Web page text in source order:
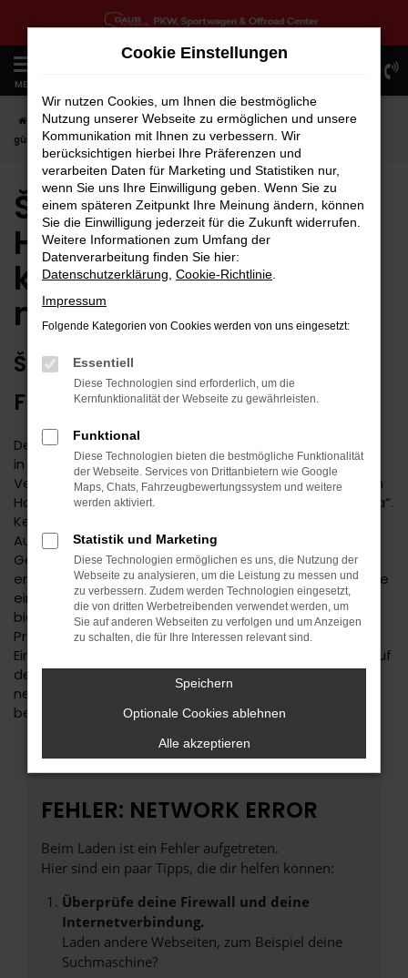
Zum
Hauptinhalt
springen
MENÜ
Startseite Herrenberg Škoda
Škoda Octavia in Herrenberg
günstig kaufen | Lieferservice nach Herrenberg
Škoda Octavia in
Herrenberg günstig
kaufen | Lieferservice
nach Herrenberg
ŠKODA OCTAVIA – ERSTKLASSIG
FÜR HERRENBERG GEEIGNET
Der Škoda Octavia ist eine kluge Wahl für Ihre Mobilität
in Herrenberg. Bei diesem Fahrzeug gehen
Vernunftsargumente und emotionale Aspekte Hand in
Hand und geben beide den Ausschlag für ein klares „Ja“.
Kennzeichnend für den Škoda Octavia ist die
Ausstattung. Unabhängig davon, ob Sie sich für einen
Gebrauchtwagen und damit für ein älteres Baujahr
entscheiden oder einen Neuwagen wählen erhalten Sie
ein rundum tadelloses Modell. Wir vom Autohaus Daub
bieten Ihnen den Škoda Octavia zu einem exzellenten
Preis und ermöglichen zudem immer wieder das
Einsteigen in Sondermodelle. Wenn Sie Ihre Mobilität auf
den Straßen von Herrenberg und Umgebung auf ein
neues Level heben möchten, ist der Škoda Octavia
bestens geeignet.
FEHLER: NETWORK ERROR
Beim Laden ist ein Fehler aufgetreten.
Hier sind ein paar Tipps, die dir helfen können:
Überprüfe deine Firewall und deine
Internetverbindung.
Laden andere Webseiten, zum Beispiel deine
Suchmaschine?
Cookie Einstellungen
Wir nutzen Cookies, um Ihnen die bestmögliche
Nutzung unserer Webseite zu ermöglichen und unsere
Kommunikation mit Ihnen zu verbessern. Wir
berücksichtigen hierbei Ihre Präferenzen und
verarbeiten Daten für Marketing und Statistiken nur,
wenn Sie uns Ihre Einwilligung geben. Wenn Sie zu
einem späteren Zeitpunkt Ihre Meinung ändern, können
Sie die Einwilligung jederzeit für die Zukunft widerrufen.
Weitere Informationen zum Umfang der
Datenverarbeitung finden Sie hier:
Datenschutzerklärung Cookie-Richtlinie
Impressum
Folgende Kategorien von Cookies werden von uns eingesetzt:
Essentiell
Diese Technologien sind erforderlich, um die
Kernfunktionalität der Webseite zu gewährleisten.
Funktional
Diese Technologien bieten die bestmögliche Funktionalität
der Webseite. Services von Drittanbietern wie Google
Maps, Chats, Fahrzeugbewertungssystem und weitere
werden aktiviert.
Statistik und Marketing
Diese Technologien ermöglichen es uns, die Nutzung der
Webseite zu analysieren, um die Leistung zu messen und
zu verbessern. Zudem werden Technologien eingesetzt,
die von dritten Werbetreibenden verwendet werden, um
Sie auf anderen Webseiten zu verfolgen und um Anzeigen
zu schalten, die für Ihre Interessen relevant sind.
Speichern
Optionale Cookies ablehnen
Alle akzeptieren